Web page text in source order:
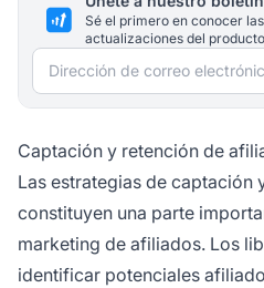
Sé el primero en conocer
actualizaciones del
Dirección de correo
Captación y retención de
Las estrategias de captación
constituyen una parte
marketing de afiliados. Los
identificar potenciales